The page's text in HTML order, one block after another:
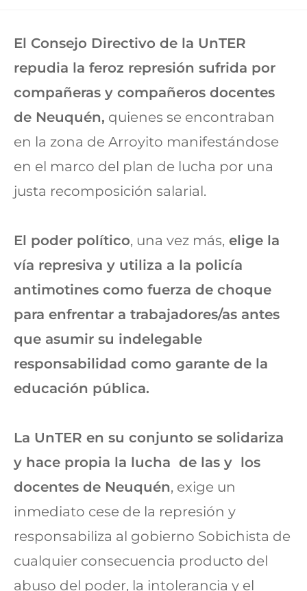
El Consejo Directivo de la UnTER
repudia la feroz represión sufrida por
compañeras y compañeros docentes
de Neuquén, quienes se encontraban
en la zona de Arroyito manifestándose
en el marco del plan de lucha por una
justa recomposición salarial.
El poder político, una vez más, elige la
vía represiva y utiliza a la policía
antimotines como fuerza de choque
para enfrentar a trabajadores/as antes
que asumir su indelegable
responsabilidad como garante de la
educación pública.
La UnTER en su conjunto se solidariza
y hace propia la lucha de las y los
docentes de Neuquén, exige un
inmediato cese de la represión y
responsabiliza al gobierno Sobichista de
cualquier consecuencia producto del
abuso del poder, la intolerancia y el